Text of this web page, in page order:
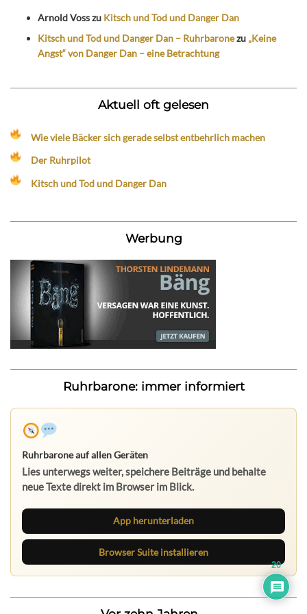
Arnold Vosszu Kitsch und Tod und Danger Dan
Kitsch und Tod und Danger Dan – Ruhrbaronezu „Keine
Angst“ von Danger Dan – eine Betrachtung
Aktuell oft gelesen
Wie viele Bäcker sich gerade selbst entbehrlich machen
Der Ruhrpilot
Kitsch und Tod und Danger Dan
Werbung
Ruhrbarone: immer informiert
Ruhrbarone auf allen Geräten
Lies unterwegs weiter, speichere Beiträge und behalte
neue Texte direkt im Browser im Blick.
App herunterladen
Browser Suite installieren
20